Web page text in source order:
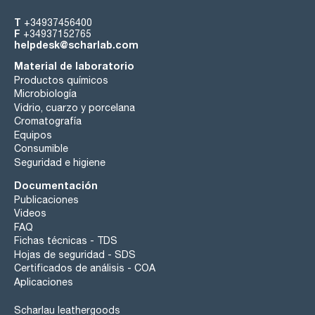
T +34937456400
F +34937152765
helpdesk@scharlab.com
Material de laboratorio
Productos químicos
Microbiología
Vidrio, cuarzo y porcelana
Cromatografía
Equipos
Consumible
Seguridad e higiene
Documentación
Publicaciones
Videos
FAQ
Fichas técnicas - TDS
Hojas de seguridad - SDS
Certificados de análisis - COA
Aplicaciones
Scharlau leathergoods